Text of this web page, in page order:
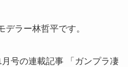
ラー林哲平です。
号の連載記事 「ガンプラ凄